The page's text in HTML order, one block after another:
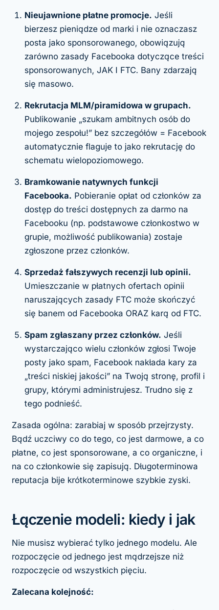
Nieujawnione płatne promocje. Jeśli
bierzesz pieniądze od marki i nie oznaczasz
posta jako sponsorowanego, obowiązują
zarówno zasady Facebooka dotyczące treści
sponsorowanych, JAK I FTC. Bany zdarzają
się masowo.
Rekrutacja MLM/piramidowa w grupach.
Publikowanie „szukam ambitnych osób do
mojego zespołu!” bez szczegółów = Facebook
automatycznie flaguje to jako rekrutację do
schematu wielopoziomowego.
Bramkowanie natywnych funkcji
Facebooka. Pobieranie opłat od członków za
dostęp do treści dostępnych za darmo na
Facebooku (np. podstawowe członkostwo w
grupie, możliwość publikowania) zostaje
zgłoszone przez członków.
Sprzedaż fałszywych recenzji lub opinii.
Umieszczanie w płatnych ofertach opinii
naruszających zasady FTC może skończyć
się banem od Facebooka ORAZ karą od FTC.
Spam zgłaszany przez członków. Jeśli
wystarczająco wielu członków zgłosi Twoje
posty jako spam, Facebook nakłada kary za
„treści niskiej jakości” na Twoją stronę, profil i
grupy, którymi administrujesz. Trudno się z
tego podnieść.
Zasada ogólna: zarabiaj w sposób przejrzysty.
Bądź uczciwy co do tego, co jest darmowe, a co
płatne, co jest sponsorowane, a co organiczne, i
na co członkowie się zapisują. Długoterminowa
reputacja bije krótkoterminowe szybkie zyski.
Łączenie modeli: kiedy i jak
Nie musisz wybierać tylko jednego modelu. Ale
rozpoczęcie od jednego jest mądrzejsze niż
rozpoczęcie od wszystkich pięciu.
Zalecana kolejność: